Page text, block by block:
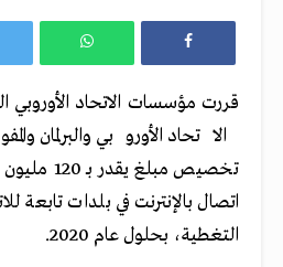
قررت مؤسسات الاتحاد
الاتحاد الأوروبي والبرلمان
تخصيص
اتصال بالإنترنت في بلدات تابعة
التغطية، بحلول عام 2020.